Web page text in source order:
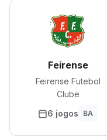
Feirense
Feirense Futebol
Clube
6 jogos
BA